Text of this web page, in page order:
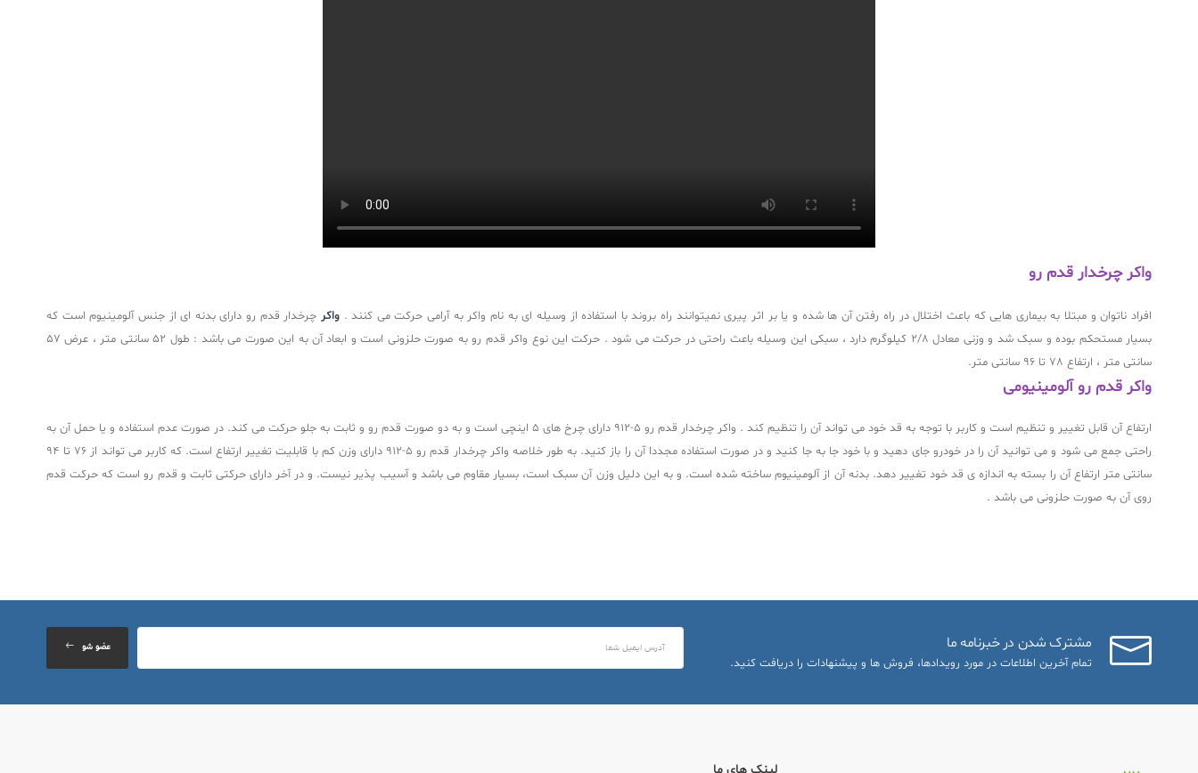
واکر چرخدار قدم رو
افراد ناتوان و مبتلا به بیماری هایی که باعث اختلال در راه رفتن آن ها شده و یا بر اثر پیری نمیتوانند راه بروند با استفاده از وسیله ای به نام واکر به آرامی حرکت می کنند .واکر چرخدار قدم رو دارای بدنه ای از جنس آلومینیوم است که
بسیار مستحکم بوده و سبک شد و وزنی معادل 2/8 کیلوگرم دارد ، سبکی این وسیله باعث راحتی در حرکت می شود . حرکت این نوع واکر قدم رو به صورت حلزونی است و ابعاد آن به این صورت می باشد : طول 52 سانتی متر ، عرض 57
سانتی متر ، ارتفاع 78 تا 96 سانتی متر.
واکر قدم رو آلومینیومی
ارتفاع آن قابل تغییر و تنظیم است و کاربر با توجه به قد خود می تواند آن را تنظیم کند . واکر چرخدار قدم رو 5-912 دارای چرخ های 5 اینچی است و به دو صورت قدم رو و ثابت به جلو حرکت می کند. در صورت عدم استفاده و یا حمل آن به
راحتی جمع می شود و می توانید آن را در خودرو جای دهید و با خود جا به جا کنید و در صورت استفاده مجددا آن را باز کنید. به طور خلاصه واکر چرخدار قدم رو 5-912 دارای وزن کم با قابلیت تغییر ارتفاع است. که کاربر می تواند از 76 تا 94
سانتی متر ارتفاع آن را بسته به اندازه ی قد خود تغییر دهد. بدنه آن از آلومینیوم ساخته شده است. و به این دلیل وزن آن سبک است، بسیار مقاوم می باشد و آسیب پذیر نیست. و در آخر دارای حرکتی ثابت و قدم رو است که حرکت قدم
روی آن به صورت حلزونی می باشد .
مشترک شدن در خبرنامه ما
تمام آخرین اطلاعات در مورد رویدادها، فروش ها و پیشنهادات را دریافت کنید.
عضو شو
لینک های ما